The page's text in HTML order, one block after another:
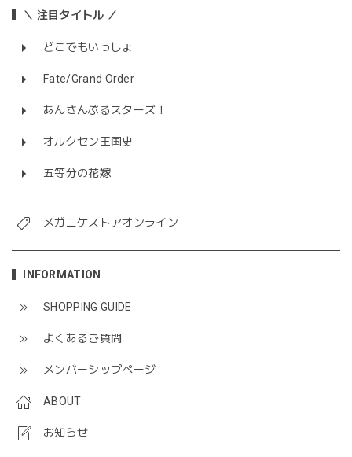
＼ 注目タイトル ／
どこでもいっしょ
Fate/Grand Order
あんさんぶるスターズ！
オルクセン王国史
五等分の花嫁
メガニケストアオンライン
INFORMATION
SHOPPING GUIDE
よくあるご質問
メンバーシップページ
ABOUT
お知らせ